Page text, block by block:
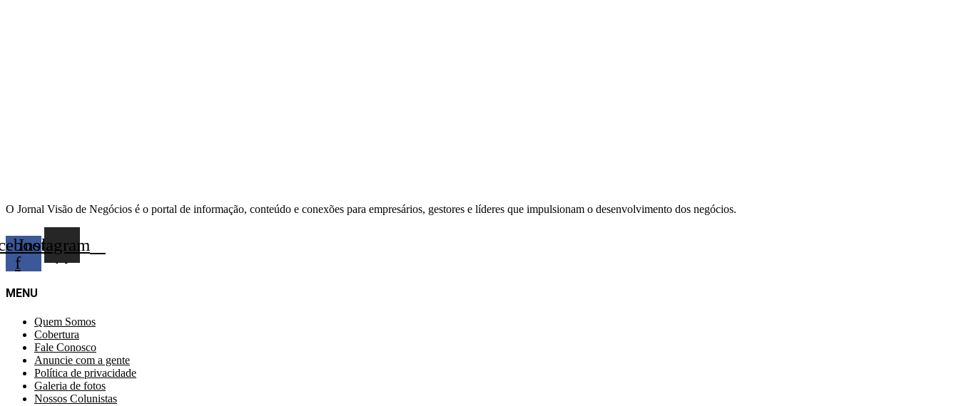
O Jornal Visão de Negócios é o portal de informação, conteúdo e conexões para empresários, gestores e líderes que impulsionam o desenvolvimento dos negócios.
f
Instagram
MENU
Quem Somos
Cobertura
Fale Conosco
Anuncie com a gente
Política de privacidade
Galeria de fotos
Nossos Colunistas